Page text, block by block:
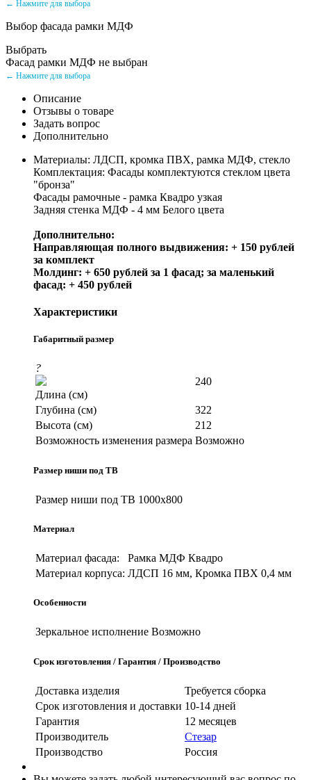
← Нажмите для выбора
Выбор фасада рамки МДФ
Выбрать
Фасад рамки МДФ не выбран
← Нажмите для выбора
Описание
Отзывы о товаре
Задать вопрос
Дополнительно
Материалы: ЛДСП, кромка ПВХ, рамка МДФ, стекло
Комплектация: Фасады комплектуются стеклом цвета
"бронза"
Фасады рамочные - рамка Квадро узкая
Задняя стенка МДФ - 4 мм Белого цвета
Дополнительно:
Направляющая полного выдвижения: + 150 рублей
за комплект
Молдинг: + 650 рублей за 1 фасад; за маленький
фасад: + 450 рублей
Характеристики
Габаритный размер
?
Длина (см)
240
Глубина (см)
322
Высота (см)
212
Возможность изменения размера Возможно
Размер ниши под ТВ
Размер ниши под ТВ 1000х800
Материал
Материал фасада:
Рамка МДФ Квадро
Материал корпуса: ЛДСП 16 мм, Кромка ПВХ 0,4 мм
Особенности
Зеркальное исполнение Возможно
Срок изготовления / Гарантия / Производство
Доставка изделия
Требуется сборка
Срок изготовления и доставки 10-14 дней
Гарантия
12 месяцев
Производитель
Стезар
Производство
Россия